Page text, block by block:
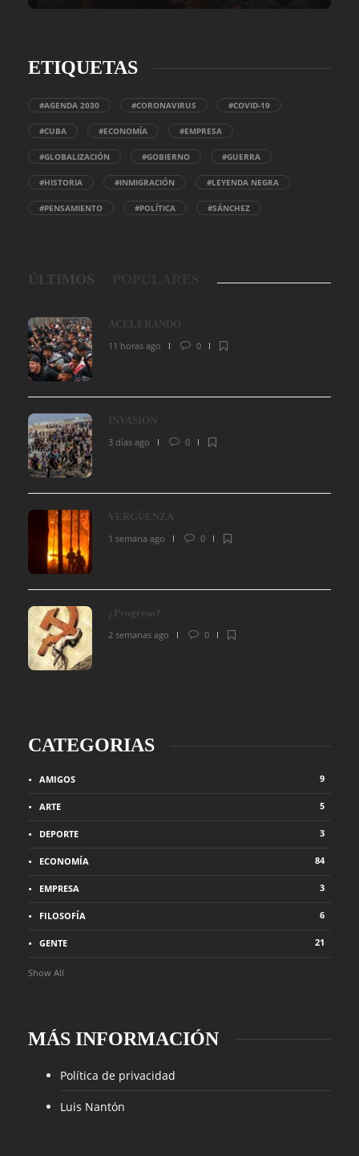
ETIQUETAS
#AGENDA 2030 #CORONAVIRUS #COVID-19
#CUBA #ECONOMÍA #EMPRESA
#GLOBALIZACIÓN #GOBIERNO #GUERRA
#HISTORIA #INMIGRACIÓN #LEYENDA NEGRA
#PENSAMIENTO #POLÍTICA #SÁNCHEZ
ÚLTIMOS
ACELERANDO
11 horas ago
0
INVASIÓN
3 días ago
0
VERGÜENZA
1 semana ago
0
¿Progreso?
2 semanas ago
0
CATEGORIAS
AMIGOS 9
ARTE 5
DEPORTE 3
ECONOMÍA 84
EMPRESA 3
FILOSOFÍA 6
GENTE 21
Show All
MÁS INFORMACIÓN
Política de privacidad
Luis Nantón